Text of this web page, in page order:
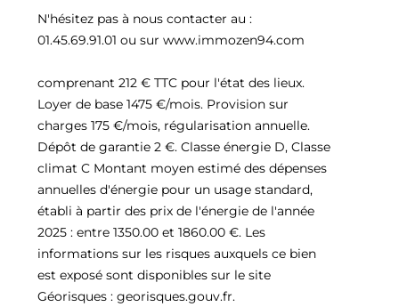
N'hésitez pas à nous contacter au :
01.45.69.91.01 ou sur www.immozen94.com
comprenant 212 € TTC pour l'état des lieux.
Loyer de base 1475 €/mois. Provision sur
charges 175 €/mois, régularisation annuelle.
Dépôt de garantie 2 €. Classe énergie D, Classe
climat C Montant moyen estimé des dépenses
annuelles d'énergie pour un usage standard,
établi à partir des prix de l'énergie de l'année
2025 : entre 1350.00 et 1860.00 €. Les
informations sur les risques auxquels ce bien
est exposé sont disponibles sur le site
Géorisques : georisques.gouv.fr.